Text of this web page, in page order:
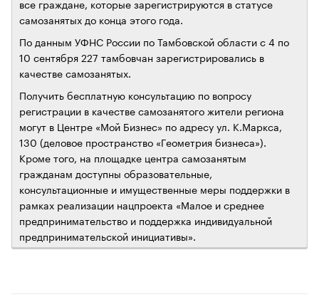
все граждане, которые зарегистрируются в статусе
самозанятых до конца этого года.
По данным УФНС России по Тамбовской области с 4 по
10 сентября 227 тамбовчан зарегистрировались в
качестве самозанятых.
Получить бесплатную консультацию по вопросу
регистрации в качестве самозанятого жители региона
могут в Центре «Мой Бизнес» по адресу ул. К.Маркса,
130 (деловое пространство «Геометрия бизнеса»).
Кроме того, на площадке центра самозанятым
гражданам доступны образовательные,
консультационные и имущественные меры поддержки в
рамках реализации нацпроекта «Малое и среднее
предпринимательство и поддержка индивидуальной
предпринимательской инициативы».